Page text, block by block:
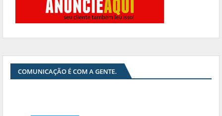
COMUNICAÇÃO É COM A GENTE.